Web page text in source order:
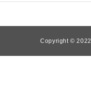
Copyright © 2022